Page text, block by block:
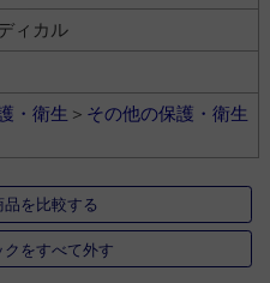
ィカル
・衛生 ＞ その他の保護・衛生
を比較する
クをすべて外す